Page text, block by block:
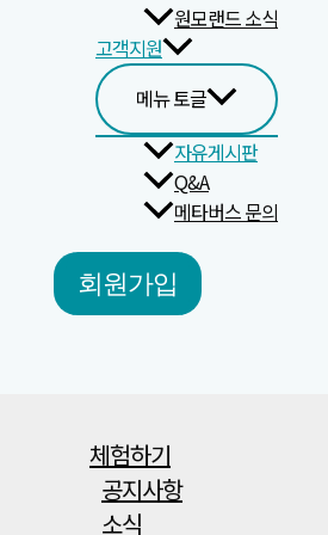
원모랜드 소식
고객지원
메뉴 토글
자유게시판
Q&A
메타버스 문의
회원가입
체험하기
공지사항
소식